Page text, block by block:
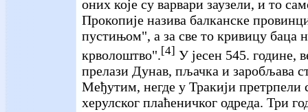
оних које су варвари заузели, и то
Прокопије назива балканске
пустињом", а за све то кривицу баца
крволоштво".[4] У јесен 545. године,
прелази Дунав, пљачка и заробљава
Међутим, негде у Тракији претрпели
херулског плаћеничког одреда. Три